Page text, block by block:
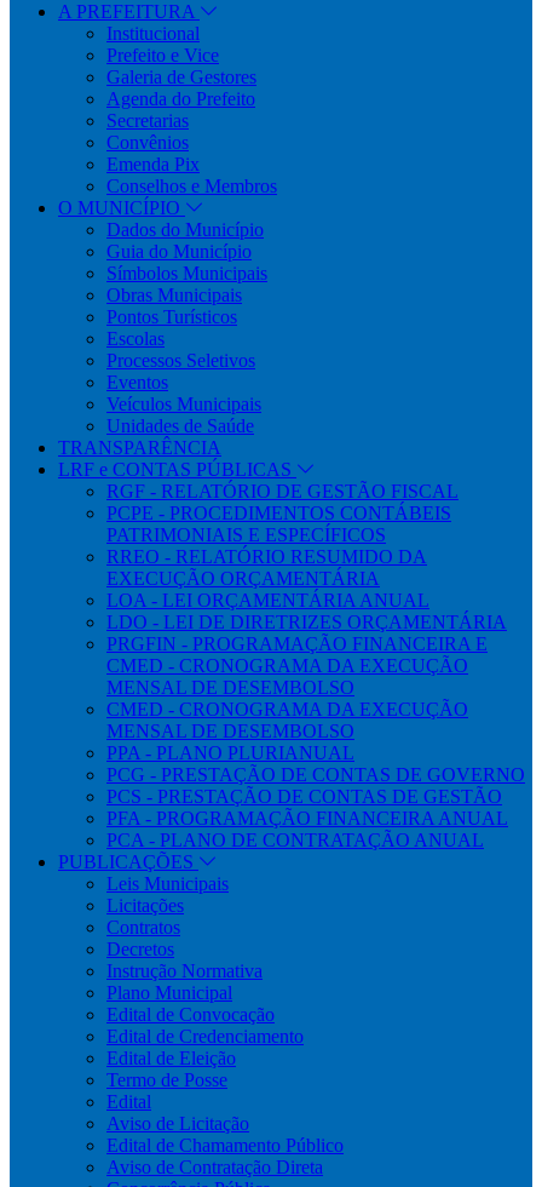
A PREFEITURA
Institucional
Prefeito e Vice
Galeria de Gestores
Agenda do Prefeito
Secretarias
Convênios
Emenda Pix
Conselhos e Membros
O MUNICÍPIO
Dados do Município
Guia do Município
Símbolos Municipais
Obras Municipais
Pontos Turísticos
Escolas
Processos Seletivos
Eventos
Veículos Municipais
Unidades de Saúde
TRANSPARÊNCIA
LRF e CONTAS PÚBLICAS
RGF - RELATÓRIO DE GESTÃO FISCAL
PCPE - PROCEDIMENTOS CONTÁBEIS
PATRIMONIAIS E ESPECÍFICOS
RREO - RELATÓRIO RESUMIDO DA
EXECUÇÃO ORÇAMENTÁRIA
LOA - LEI ORÇAMENTÁRIA ANUAL
LDO - LEI DE DIRETRIZES ORÇAMENTÁRIA
PRGFIN - PROGRAMAÇÃO FINANCEIRA E
CMED - CRONOGRAMA DA EXECUÇÃO
MENSAL DE DESEMBOLSO
CMED - CRONOGRAMA DA EXECUÇÃO
MENSAL DE DESEMBOLSO
PPA - PLANO PLURIANUAL
PCG - PRESTAÇÃO DE CONTAS DE GOVERNO
PCS - PRESTAÇÃO DE CONTAS DE GESTÃO
PFA - PROGRAMAÇÃO FINANCEIRA ANUAL
PCA - PLANO DE CONTRATAÇÃO ANUAL
PUBLICAÇÕES
Leis Municipais
Licitações
Contratos
Decretos
Instrução Normativa
Plano Municipal
Edital de Convocação
Edital de Credenciamento
Edital de Eleição
Termo de Posse
Edital
Aviso de Licitação
Edital de Chamamento Público
Aviso de Contratação Direta